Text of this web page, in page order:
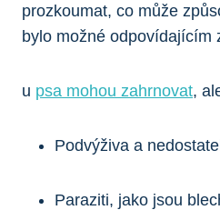
prozkoumat, co může⁤
bylo možné odpovídajícím
u psa mohou zahrnovat,
Podvýživa a
Paraziti, jako jsou‍